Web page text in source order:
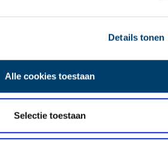
Details tonen
Alle cookies toestaan
Selectie toestaan
Holland